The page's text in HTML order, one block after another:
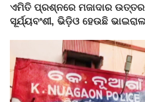
ଏମିତି ପ୍ରଶ୍ନରେ ମଜାଦାର
ସୂର୍ଯ୍ୟବଂଶୀ, ଭିଡ଼ିଓ ହେଉଛି